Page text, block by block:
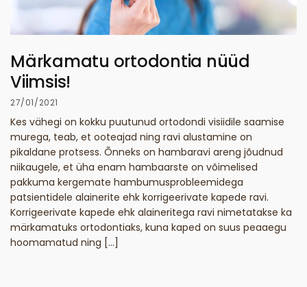
Märkamatu ortodontia nüüd
Viimsis!
27/01/2021
Kes vähegi on kokku puutunud ortodondi visiidile saamise
murega, teab, et ooteajad ning ravi alustamine on
pikaldane protsess. Õnneks on hambaravi areng jõudnud
niikaugele, et üha enam hambaarste on võimelised
pakkuma kergemate hambumusprobleemidega
patsientidele alainerite ehk korrigeerivate kapede ravi.
Korrigeerivate kapede ehk alaineritega ravi nimetatakse ka
märkamatuks ortodontiaks, kuna kaped on suus peaaegu
hoomamatud ning […]